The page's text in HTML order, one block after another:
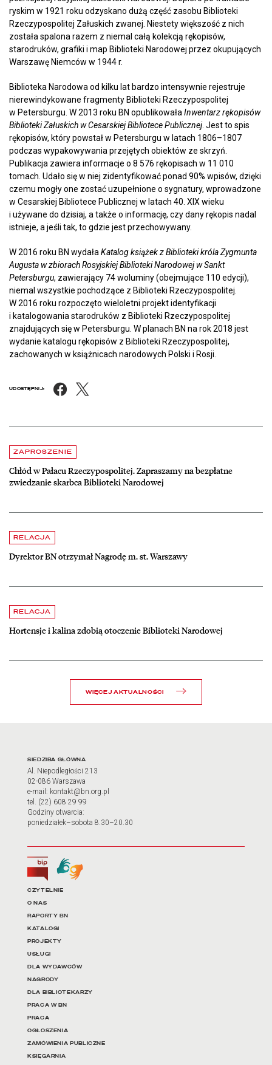
ryskim w 1921 roku odzyskano dużą część zasobu Biblioteki
Rzeczypospolitej Załuskich zwanej. Niestety większość z nich
została spalona razem z niemal całą kolekcją rękopisów,
starodruków, grafiki i map Biblioteki Narodowej przez okupujących
Warszawę Niemców w 1944 r.
Biblioteka Narodowa od kilku lat bardzo intensywnie rejestruje
nierewindykowane fragmenty Biblioteki Rzeczypospolitej
w Petersburgu. W 2013 roku BN opublikowała Inwentarz rękopisów
Biblioteki Załuskich w Cesarskiej Bibliotece Publicznej . Jest to spis
rękopisów, który powstał w Petersburgu w latach 1806–1807
podczas wypakowywania przejętych obiektów ze skrzyń.
Publikacja zawiera informacje o 8 576 rękopisach w 11 010
tomach. Udało się w niej zidentyfikować ponad 90% wpisów, dzięki
czemu mogły one zostać uzupełnione o sygnatury, wprowadzone
w Cesarskiej Bibliotece Publicznej w latach 40. XIX wieku
i używane do dzisiaj, a także o informację, czy dany rękopis nadal
istnieje, a jeśli tak, to gdzie jest przechowywany.
W 2016 roku BN wydała Katalog książek z Biblioteki króla Zygmunta
Augusta w zbiorach Rosyjskiej Biblioteki Narodowej w Sankt
Petersburgu, zawierający 74 woluminy (obejmujące 110 edycji),
niemal wszystkie pochodzące z Biblioteki Rzeczypospolitej.
W 2016 roku rozpoczęto wieloletni projekt identyfikacji
i katalogowania starodruków z Biblioteki Rzeczypospolitej
znajdujących się w Petersburgu. W planach BN na rok 2018 jest
wydanie katalogu rękopisów z Biblioteki Rzeczypospolitej,
zachowanych w książnicach narodowych Polski i Rosji.
UDOSTĘPNIJ: Facebook
Aktualności
ZAPROSZENIE
Chłód w Pałacu Rzeczypospolitej. Zapraszamy na bezpłatne
zwiedzanie skarbca Biblioteki Narodowej
czytaj więcej o Chłód w Pałacu Rzeczypospolitej. Zapraszamy na
RELACJA
Dyrektor BN otrzymał Nagrodę m. st. Warszawy
czytaj więcej o Dyrektor BN otrzymał Nagrodę m. st. Warszawy
RELACJA
Hortensje i kalina zdobią otoczenie Biblioteki Narodowej
czytaj więcej o Hortensje i kalina zdobią otoczenie Biblioteki
WIĘCEJ AKTUALNOŚCI
Adres oraz godziny
SIEDZIBA GŁÓWNA
Al. Niepodległości 213
02-086 Warszawa
e-mail: kontakt@bn.org.pl
tel. (22) 608 29 99
Godziny otwarcia:
poniedziałek–sobota 8.30–20.30
Biuletyn Informacji Publicznej
Tłumacz języka migowego
Linki do najważniejszych
CZYTELNIE
O NAS
RAPORTY BN
KATALOGI
PROJEKTY
USŁUGI
DLA WYDAWCÓW
NAGRODY
DLA BIBLIOTEKARZY
PRACA W BN
PRACA
OGŁOSZENIA
ZAMÓWIENIA PUBLICZNE
KSIĘGARNIA